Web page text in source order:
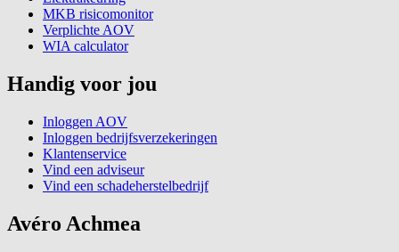
MKB risicomonitor
Verplichte AOV
WIA calculator
Handig voor jou
Inloggen AOV
Inloggen bedrijfsverzekeringen
Klantenservice
Vind een adviseur
Vind een schadeherstelbedrijf
Avéro Achmea